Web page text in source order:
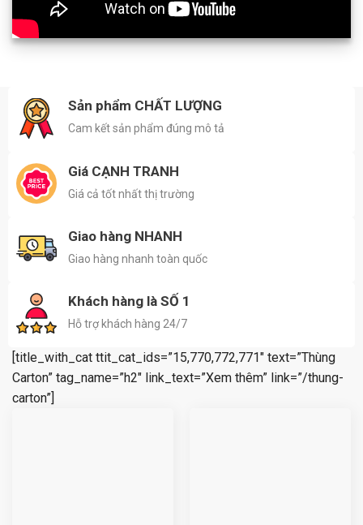
Sản phẩm CHẤT LƯỢNG
Cam kết sản phẩm đúng mô tả
Giá CẠNH TRANH
Giá cả tốt nhất thị trường
Giao hàng NHANH
Giao hàng nhanh toàn quốc
Khách hàng là SỐ 1
Hỗ trợ khách hàng 24/7
[title_with_cat ttit_cat_ids=”15,770,772,771″ text=”Thùng
Carton” tag_name=”h2″ link_text=”Xem thêm” link=”/thung-
carton”]